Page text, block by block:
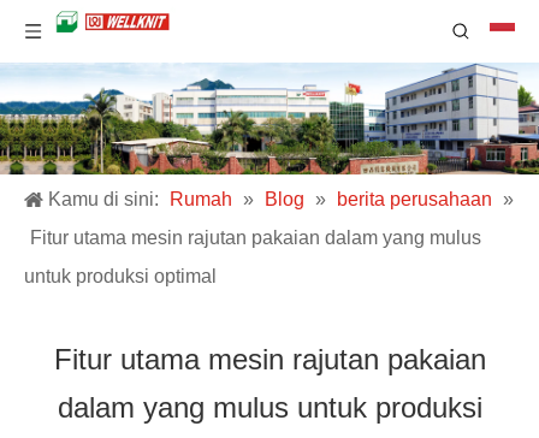
Kamu di sini: Rumah » Blog » berita perusahaan »
Fitur utama mesin rajutan pakaian dalam yang mulus
untuk produksi optimal
Fitur utama mesin rajutan pakaian
dalam yang mulus untuk produksi